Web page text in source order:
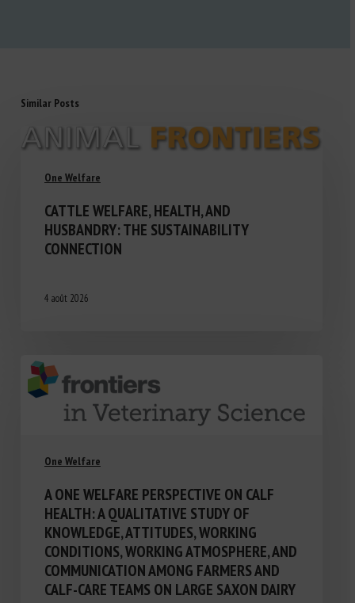
Similar Posts
One Welfare
CATTLE WELFARE, HEALTH, AND
HUSBANDRY: THE SUSTAINABILITY
CONNECTION
4 août 2026
One Welfare
A ONE WELFARE PERSPECTIVE ON CALF
HEALTH: A QUALITATIVE STUDY OF
KNOWLEDGE, ATTITUDES, WORKING
CONDITIONS, WORKING ATMOSPHERE, AND
COMMUNICATION AMONG FARMERS AND
CALF-CARE TEAMS ON LARGE SAXON DAIRY